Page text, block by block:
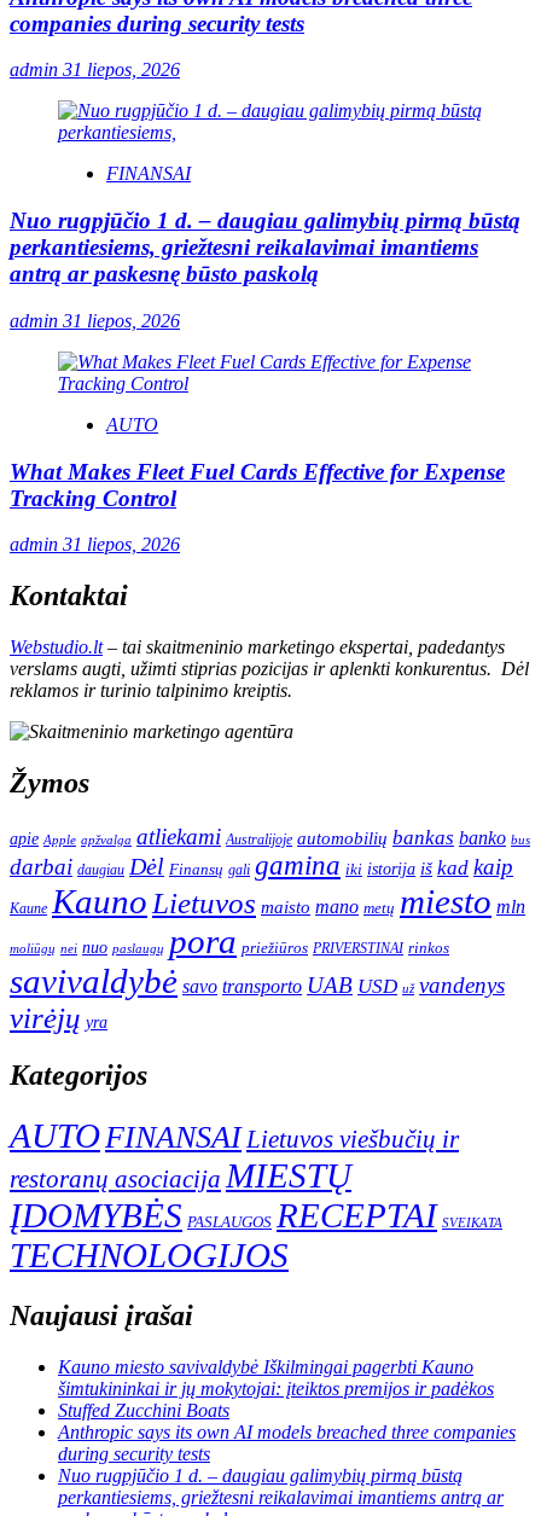
companies during security tests
admin 31 liepos, 2026
FINANSAI
Nuo rugpjūčio 1 d. – daugiau galimybių pirmą būstą
perkantiesiems, griežtesni reikalavimai imantiems
antrą ar paskesnę būsto paskolą
admin 31 liepos, 2026
AUTO
What Makes Fleet Fuel Cards Effective for Expense
Tracking Control
admin 31 liepos, 2026
Kontaktai
Webstudio.lt– tai skaitmeninio marketingo ekspertai, padedantys
verslams augti, užimti stiprias pozicijas ir aplenkti konkurentus. Dėl
reklamos ir turinio talpinimo kreiptis.
Žymos
apie Apple apžvalga atliekami Australijoje automobilių bankas banko bus
darbai daugiau Dėl Finansų gali gamina iki istorija iš kad kaip
Kaune Kauno Lietuvos maisto mano metų miesto mln
moliūgų nei nuo paslaugų pora priežiūros PRIVERSTINAI rinkos
savivaldybė savo transporto UAB USD už vandenys
virėjų yra
Kategorijos
AUTO FINANSAI Lietuvos viešbučių ir
restoranų asociacija MIESTŲ
ĮDOMYBĖS PASLAUGOS RECEPTAI SVEIKATA
TECHNOLOGIJOS
Naujausi įrašai
Kauno miesto savivaldybė Iškilmingai pagerbti Kauno
šimtukininkai ir jų mokytojai: įteiktos premijos ir padėkos
Stuffed Zucchini Boats
Anthropic says its own AI models breached three companies
during security tests
Nuo rugpjūčio 1 d. – daugiau galimybių pirmą būstą
perkantiesiems, griežtesni reikalavimai imantiems antrą ar